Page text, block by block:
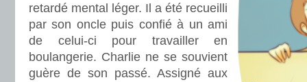
retardé mental léger. Il a été recueilli
par son oncle puis confié à un ami
de celui-ci pour travailler en
boulangerie. Charlie ne se souvient
guère de son passé. Assigné aux